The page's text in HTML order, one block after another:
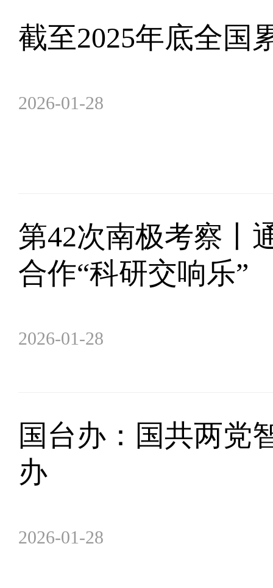
截至2025年底全国
2026-01-28
第42次南极考察丨
合作“科研交响乐”
2026-01-28
国台办：国共两党
办
2026-01-28